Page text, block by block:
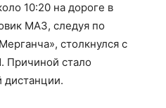
10:20 на дороге в
МАЗ, следуя по
столкнулся с
Причиной стало
дистанции.